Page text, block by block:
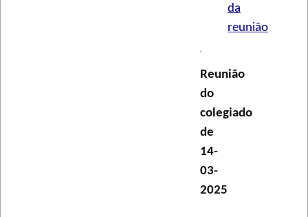
da
reunião
Reunião
do
colegiado
de
14-
03-
2025